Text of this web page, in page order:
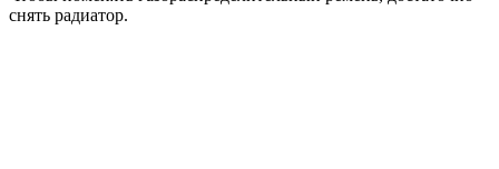
снять радиатор.